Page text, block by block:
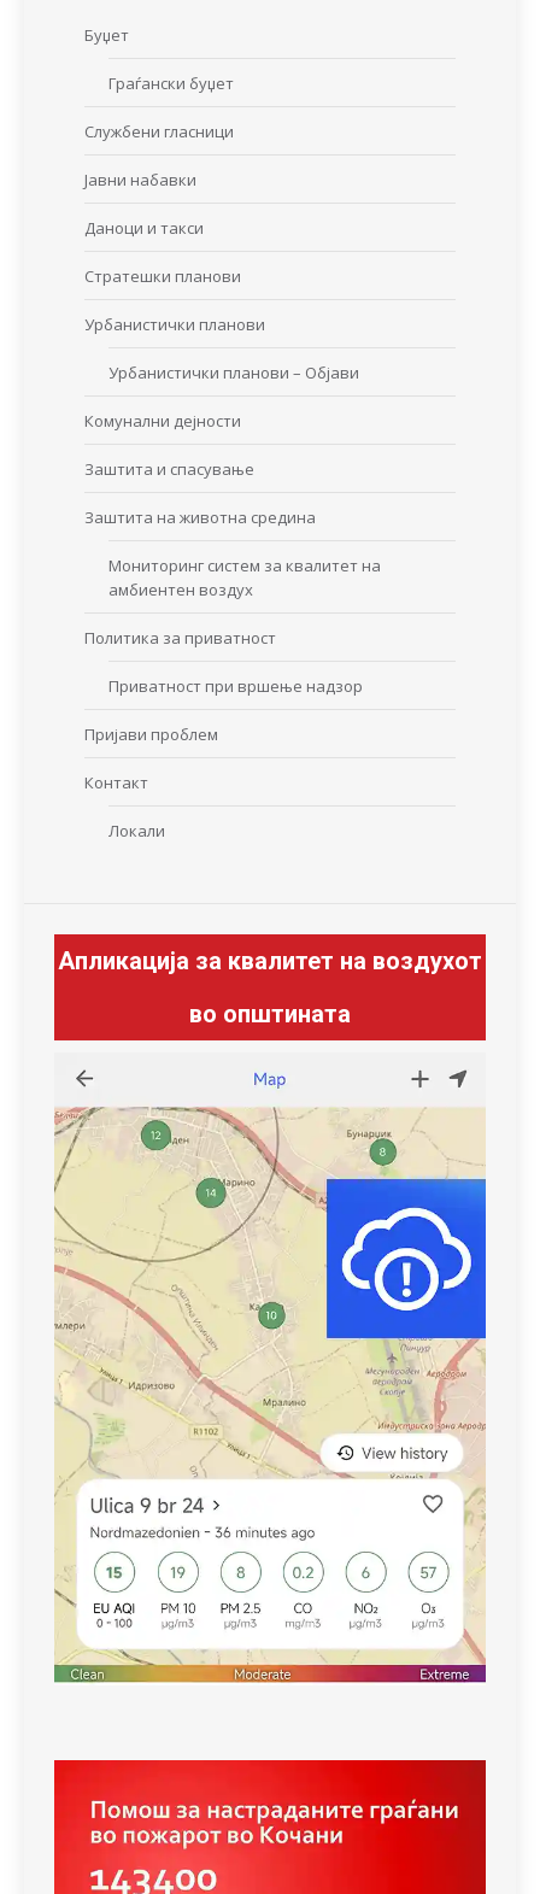
Буџет
Граѓански буџет
Службени гласници
Јавни набавки
Даноци и такси
Стратешки планови
Урбанистички планови
Урбанистички планови – Објави
Комунални дејности
Заштита и спасување
Заштита на животна средина
Мониторинг систем за квалитет на
амбиентен воздух
Политика за приватност
Приватност при вршење надзор
Пријави проблем
Контакт
Локали
Апликација за квалитет на воздухот
во општината